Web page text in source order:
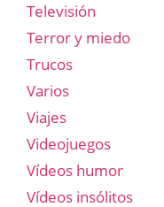
Televisión
Terror y miedo
Trucos
Varios
Viajes
Videojuegos
Vídeos humor
Vídeos insólitos